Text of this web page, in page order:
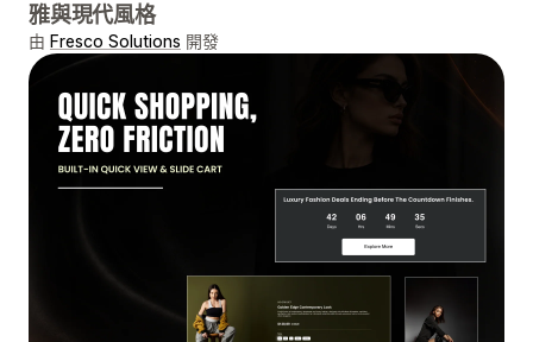
雅與現代風格
由 Fresco Solutions 開發